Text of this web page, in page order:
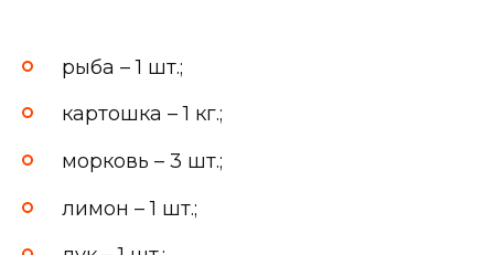
рыба – 1 шт.;
картошка – 1 кг.;
морковь – 3 шт.;
лимон – 1 шт.;